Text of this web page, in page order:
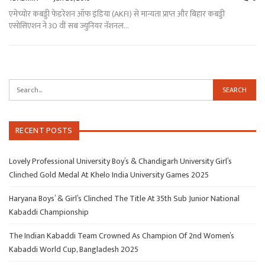
एमेच्योर कबड्डी फेडरेशन ऑफ इंडिया (AKFI) से मान्यता प्राप्त और बिहार कबड्डी
एसोसिएशन ने 30 वीं सब ज्युनियर नॅशनल…
RECENT POSTS
Lovely Professional University Boy’s & Chandigarh University Girl’s
Clinched Gold Medal At Khelo India University Games 2025
Haryana Boys’ & Girl’s Clinched The Title At 35th Sub Junior National
Kabaddi Championship
The Indian Kabaddi Team Crowned As Champion Of 2nd Women’s
Kabaddi World Cup, Bangladesh 2025